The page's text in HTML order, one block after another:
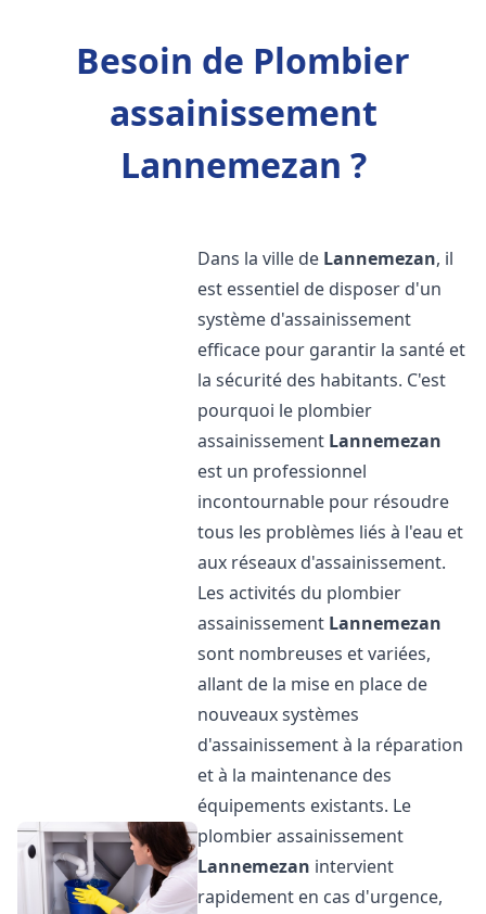
Besoin de Plombier
assainissement
Lannemezan ?
Dans la ville de Lannemezan, il
est essentiel de disposer d'un
système d'assainissement
efficace pour garantir la santé et
la sécurité des habitants. C'est
pourquoi le plombier
assainissement Lannemezan
est un professionnel
incontournable pour résoudre
tous les problèmes liés à l'eau et
aux réseaux d'assainissement.
Les activités du plombier
assainissement Lannemezan
sont nombreuses et variées,
allant de la mise en place de
nouveaux systèmes
d'assainissement à la réparation
et à la maintenance des
équipements existants. Le
plombier assainissement
Lannemezan intervient
rapidement en cas d'urgence,